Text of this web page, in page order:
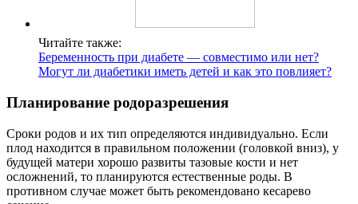
Читайте также:
Беременность при диабете — совместимо или нет?
Могут ли диабетики иметь детей и как это повлияет?
Планирование родоразрешения
Сроки родов и их тип определяются индивидуально. Если
плод находится в правильном положении (головкой вниз), у
будущей матери хорошо развиты тазовые кости и нет
осложнений, то планируются естественные роды. В
противном случае может быть рекомендовано кесарево